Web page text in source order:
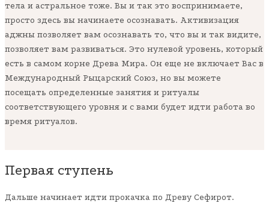
тела и астральное тоже. Вы и так это воспринимаете,
просто здесь вы начинаете осознавать. Активизация
аджны позволяет вам осознавать то, что вы и так видите,
позволяет вам развиваться. Это нулевой уровень, который
есть в самом корне Древа Мира. Он еще не включает Вас в
Международный Рыцарский Союз, но вы можете
посещать определенные занятия и ритуалы
соответствующего уровня и с вами будет идти работа во
время ритуалов.
Первая ступень
Дальше начинает идти прокачка по Древу Сефирот.